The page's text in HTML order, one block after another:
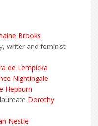
Brooks
writer and feminist
de Lempicka
Nightingale
Hepburn
Dorothy
Nestle